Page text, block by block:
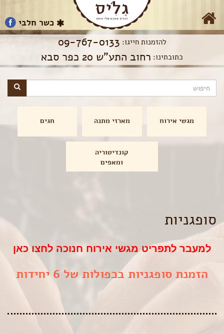
כשר חלבי
להזמנות חייגו: 09-767-0133
כתובתינו: רחוב התע"ש 20 כפר סבא
מגשי אירוח מארזי מתנה חגים
קונדיטוריה
ומאפים
סופגניות
למעבר לתפריט מגשי אירוח חנוכה לחצו כאן
הזמנת סופגניות בכפולות של 6 יחידות